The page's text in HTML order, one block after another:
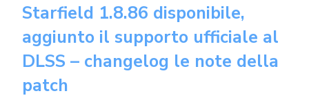
Starfield 1.8.86 disponibile,
aggiunto il supporto ufficiale al
DLSS – changelog le note della
patch